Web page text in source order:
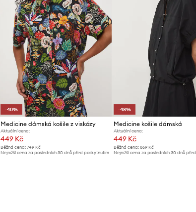
-40%
Medicine dámská košile z viskózy
Aktuální cena:
449 Kč
Běžná cena: 749 Kč
Nejnižší cena za posledních 30 dnů před poskytnutím
-48%
Medicine košile dámská
Aktuální cena:
449 Kč
Běžná cena: 869 Kč
Nejnižší cena za posledních 30 dnů